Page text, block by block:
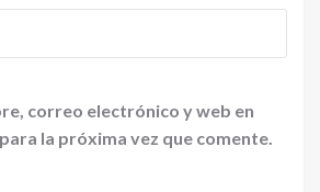
correo electrónico y web en
la próxima vez que comente.